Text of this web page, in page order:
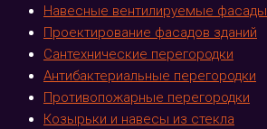
Навесные вентилируемые фасады
Проектирование фасадов зданий
Сантехнические перегородки
Антибактериальные перегородки
Противопожарные перегородки
Козырьки и навесы из стекла